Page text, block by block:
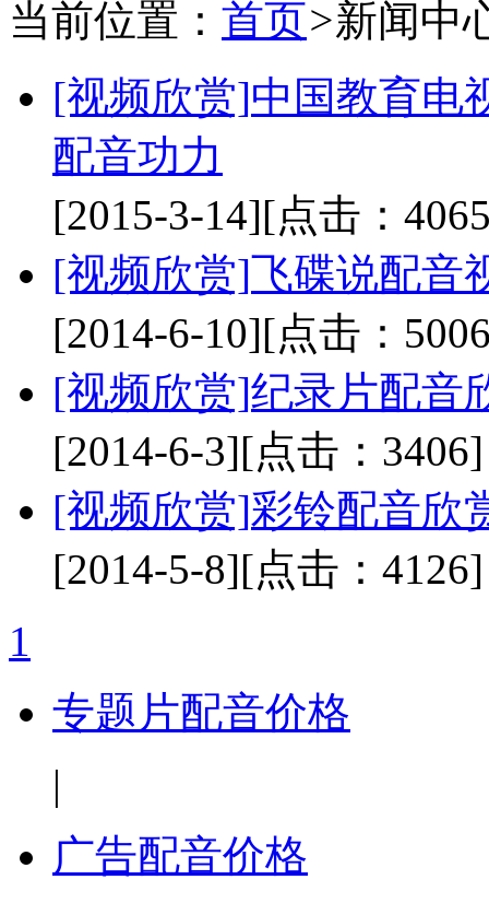
当前位置： 首页>新闻中
[视频欣赏]中国教育电
配音功力
[2015-3-14][点击：
[视频欣赏]飞碟说配音
[2014-6-10][点击：
[视频欣赏]纪录片配
[2014-6-3][点击：3406]
[视频欣赏]彩铃配音
[2014-5-8][点击：4126]
1
专题片配音价格
|
广告配音价格